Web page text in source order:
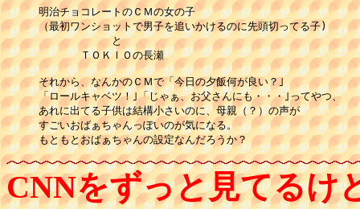
明治チョコレートのＣＭの女の子
（最初ワンショットで男子を追いかけるのに先頭切ってる子)
と
ＴＯＫＩＯの長瀬
それから、なんかのＣＭで「今日の夕飯何が良い？｣
「ロールキャベツ！｣「じゃぁ、お父さんにも・・・｣ってやつ、
あれに出てる子供は結構小さいのに、母親（？）の声が
すごいおばぁちゃんっぽいのが気になる。
CNNをずっと見てるけ